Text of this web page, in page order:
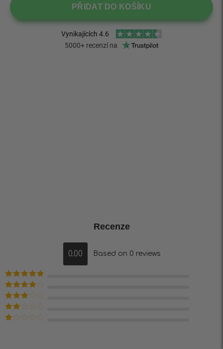
PŘIDAT DO KOŠÍKU
Recenze
0.00 Based on 0 reviews
Hodnocení5
z 5
Hodnocení
4z 5
Hodnocení
z 5
Hodnocení